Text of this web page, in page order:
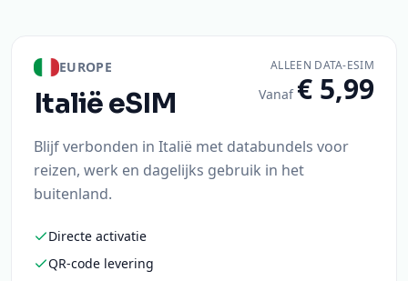
EUROPE
ItaliëeSIM
ALLEEN DATA-ESIM
Vanaf € 5,99
Blijf verbonden in Italië met databundels voor
reizen, werk en dagelijks gebruik in het
buitenland.
Directe activatie
QR-code levering